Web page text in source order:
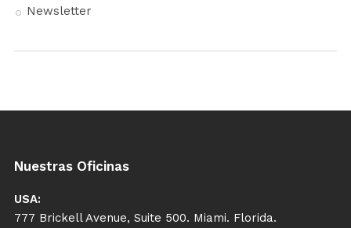
Newsletter
Nuestras Oficinas
USA:
777 Brickell Avenue, Suite 500. Miami. Florida.